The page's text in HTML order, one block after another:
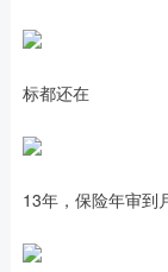
标都还在
13年，保险年审到